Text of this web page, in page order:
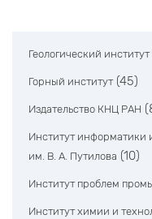
Геологический институт
Горный институт (45)
Издательство КНЦ РАН
Институт информатики
им. В. А. Путилова (10)
Институт проблем
Институт химии и